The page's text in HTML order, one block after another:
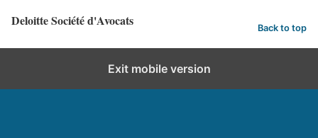
Deloitte Société d'Avocats Back to top
Exit mobile version